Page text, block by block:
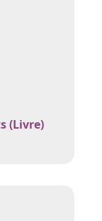
(Livre)